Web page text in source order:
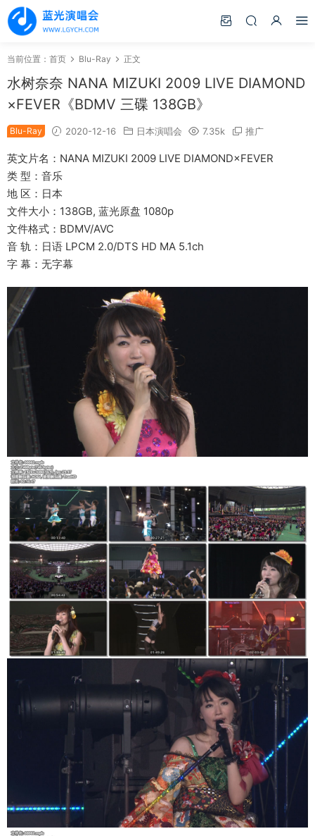
当前位置： 首页 Blu-Ray 正文
水树奈奈 NANA MIZUKI 2009 LIVE DIAMOND
×FEVER《BDMV 三碟 138GB》
Blu-Ray 2020-12-16 日本演唱会 7.35k 推广
英文片名：NANA MIZUKI 2009 LIVE DIAMOND×FEVER
类 型：音乐
地 区：日本
文件大小：138GB, 蓝光原盘 1080p
文件格式：BDMV/AVC
音 轨：日语 LPCM 2.0/DTS HD MA 5.1ch
字 幕：无字幕